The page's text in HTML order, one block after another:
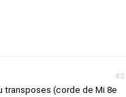
#2
transposes (corde de Mi 8e